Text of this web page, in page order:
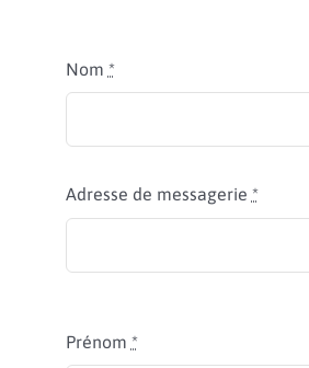
Nom *
Adresse de messagerie *
Prénom *